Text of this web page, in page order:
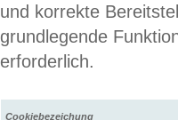
und korrekte
grundlegende
erforderlich.
Cookiebezeichung